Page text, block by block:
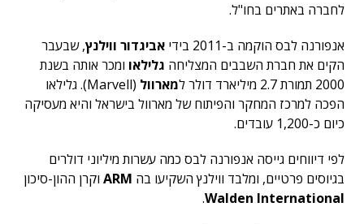
לחברה באתרים בחו"ל.
אנפורנה לבס הוקמה ב-2011 בידי
אביגדור ווילנץ, שבעבר
הקים את חברת השבבים המצליחה גלילאו ומכר אותה בשנת
2000 תמורת 2.7 מיליארד דולר ל
מארוול
(Marvell). גלילאו
הפכה למרכז המחקר והפיתוח של מארוול בישראל והיא מעסיקה
כיום כ-1,200 עובדים.
לפי דיווחים גייסה אנפורנה לבס כמה עשרות מיליוני דולרים
בגיוסים פרטיים, ומלבד ווילנץ השקיעו בה ARM וקרן ההון-סיכון
Walden International
.